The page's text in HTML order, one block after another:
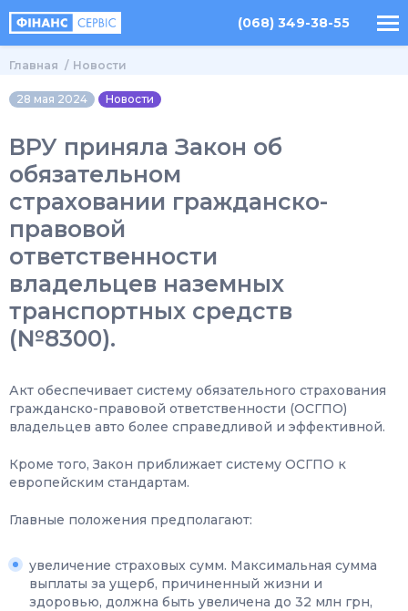
(068) 349-38-55
Главная Новости
28 мая 2024 Новости
ВРУ приняла Закон об
обязательном
страховании гражданско-
правовой
ответственности
владельцев наземных
транспортных средств
(№8300).
Акт обеспечивает систему обязательного страхования
гражданско-правовой ответственности (ОСГПО)
владельцев авто более справедливой и эффективной.
Кроме того, Закон приближает систему ОСГПО к
европейским стандартам.
Главные положения предполагают:
увеличение страховых сумм. Максимальная сумма
выплаты за ущерб, причиненный жизни и
здоровью, должна быть увеличена до 32 млн грн,